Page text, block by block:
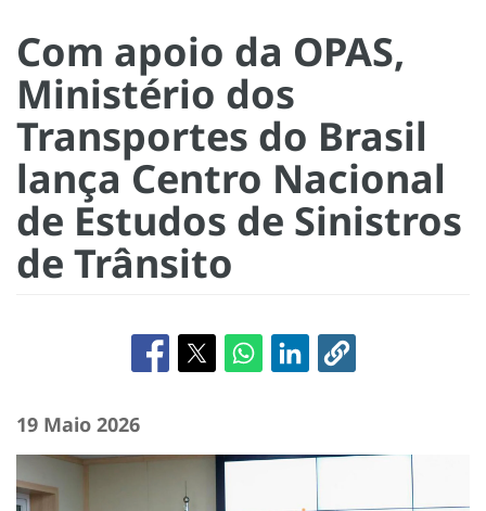
Com apoio da OPAS,
Ministério dos
Transportes do Brasil
lança Centro Nacional
de Estudos de Sinistros
de Trânsito
19 Maio 2026